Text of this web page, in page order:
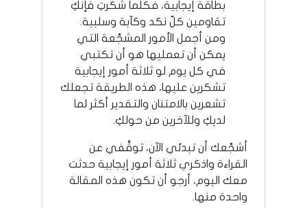
بطاقة إيجابية، فكلما شكرتِ فإنكِ
تقاومين كلّ نكد وكآبة وسلبية.
ومن أجمل الأمور المشجِّعة التي
يمكن أن تعمليها هو أن تكتبي
في كل يوم لو ثلاثة أمور إيجابية
تشكرين عليها، هذه الطريقة تجعلك
تشعرين بالامتنان والتقدير أكثر لما
لديكِ وللآخرين من حولكِ.
أشجِّعك أن تبدئي الآن، توقَّفي عن
القراءة واذكري ثلاثة أمور إيجابية حدثت
معك اليوم، أرجو أن تكون هذه المقالة
واحدة منها.